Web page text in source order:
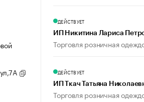
ДЕЙСТВУЕТ
ИП Никитина Лариса
Торговля розничная
ДЕЙСТВУЕТ
ИП Ткач Татьяна
Торговля розничная